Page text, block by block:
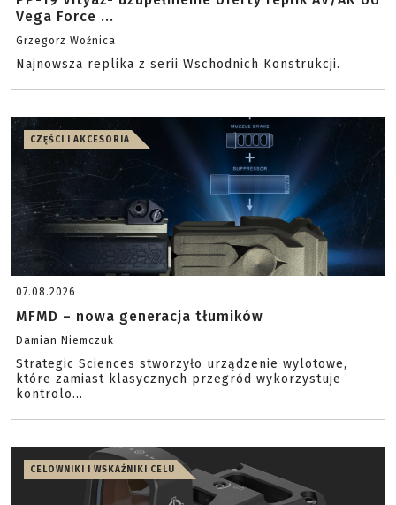
Vega Force ...
Grzegorz Woźnica
Najnowsza replika z serii Wschodnich Konstrukcji.
CZĘŚCI I AKCESORIA
07.08.2026
MFMD – nowa generacja tłumików
Damian Niemczuk
Strategic Sciences stworzyło urządzenie wylotowe,
które zamiast klasycznych przegród wykorzystuje
kontrolo...
CELOWNIKI I WSKAŹNIKI CELU